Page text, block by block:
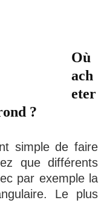
Où
ach
eter
?
simple de faire
que différents
par exemple la
Le plus